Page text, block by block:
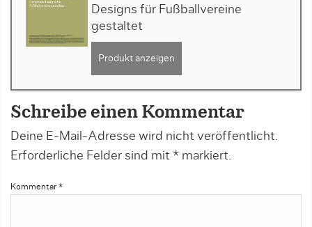
Designs für Fußballvereine
gestaltet
Produkt anzeigen
Schreibe einen Kommentar
Deine E-Mail-Adresse wird nicht veröffentlicht.
Erforderliche Felder sind mit * markiert.
Kommentar *